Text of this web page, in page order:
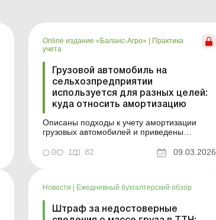
Online издание «Баланс-Агро»
Практика
учета
Грузовой автомобиль на
сельхозпредприятии
используется для разных целей:
куда относить амортизацию
Описаны подходы к учету амортизации
грузовых автомобилей и приведены
зависимости от направления
использования. Баланс-Агро № 10 от 10
одновременно для различных задач:
перевозки урожая ...
0 1 82 09.03.2026
Новости Ежедневный бухгалтерский обзор
Штраф за недостоверные